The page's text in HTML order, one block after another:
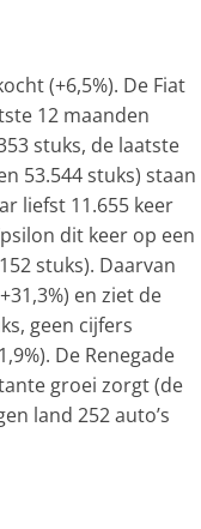
(+6,5%). De Fiat
12 maanden
stuks, de laatste
53.544 stuks) staan
liefst 11.655 keer
dit keer op een
stuks). Daarvan
en ziet de
geen cijfers
De Renegade
groei zorgt (de
land 252 auto’s